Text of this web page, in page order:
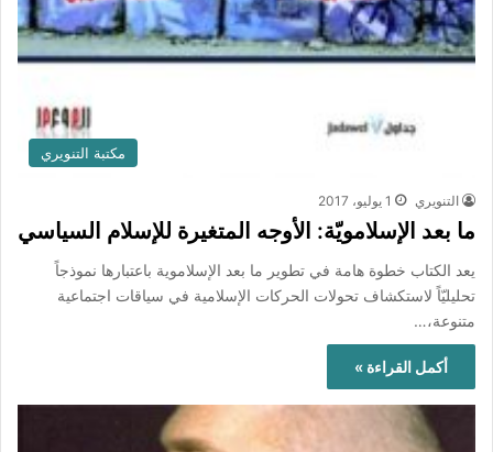
مكتبة التنويري
التنويري 1 يوليو، 2017
ما بعد الإسلامويّة: الأوجه المتغيرة للإسلام السياسي
يعد الكتاب خطوة هامة في تطوير ما بعد الإسلاموية باعتبارها نموذجاً
تحليليّاً لاستكشاف تحولات الحركات الإسلامية في سياقات اجتماعية
متنوعة،…
أكمل القراءة »